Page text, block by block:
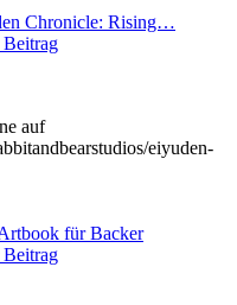
Chronicle: Rising…
Beitrag
auf
eiyuden-
für Backer
Beitrag